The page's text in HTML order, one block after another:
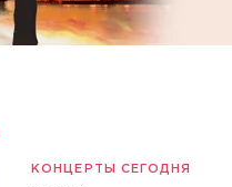
КОНЦЕРТЫ СЕГОДНЯ